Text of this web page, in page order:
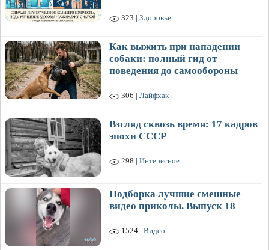
323 | Здоровье
Как выжить при нападении
собаки: полный гид от
поведения до самообороны
306 | Лайфхак
Взгляд сквозь время: 17 кадров
эпохи СССР
298 | Интересное
Подборка лучшие смешные
видео приколы. Выпуск 18
1524 | Видео